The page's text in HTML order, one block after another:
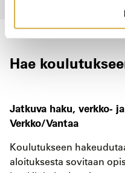
Hae
Jatkuva haku, verkko-
Verkko/Vantaa
Koulutukseen
aloituksesta sovitaan